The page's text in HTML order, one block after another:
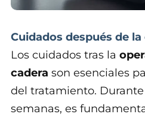
Cuidados después de
Los cuidados tras la
cadera son esenciales
del tratamiento.
semanas, es